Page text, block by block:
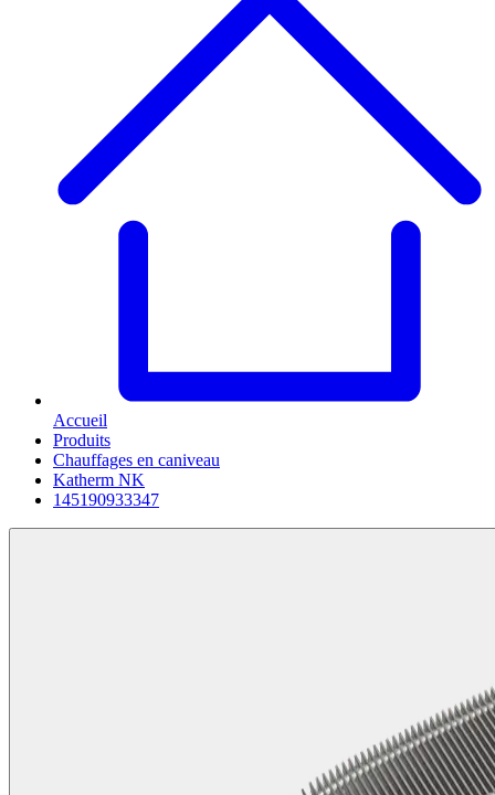
Accueil
Produits
Chauffages en caniveau
Katherm NK
145190933347